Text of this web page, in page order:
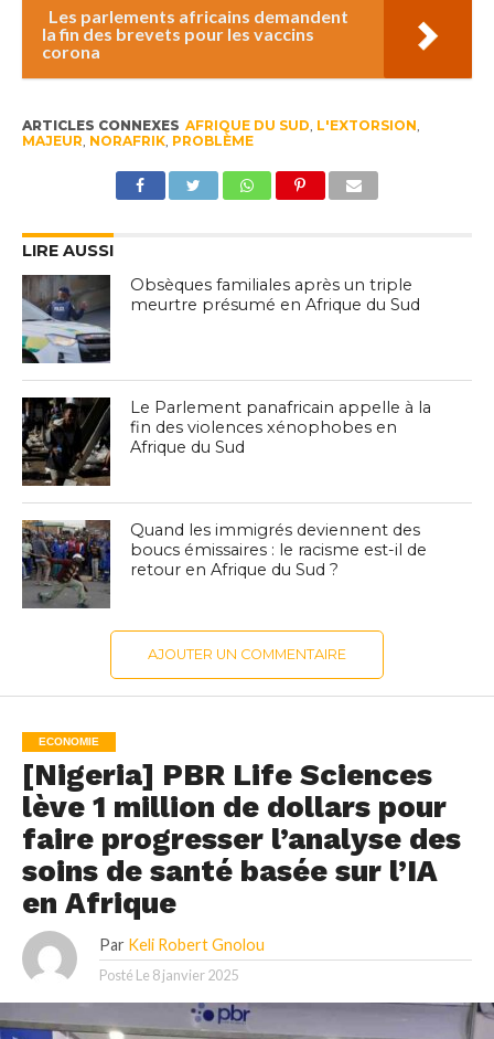
Les parlements africains demandent
la fin des brevets pour les vaccins
corona
ARTICLES CONNEXES AFRIQUE DU SUD L'EXTORSION
MAJEUR NORAFRIK, PROBLÈME
LIRE AUSSI
Obsèques familiales après un triple
meurtre présumé en Afrique du Sud
Le Parlement panafricain appelle à la
fin des violences xénophobes en
Afrique du Sud
Quand les immigrés deviennent des
boucs émissaires : le racisme est-il de
retour en Afrique du Sud ?
AJOUTER UN COMMENTAIRE
ECONOMIE
[Nigeria] PBR Life Sciences
lève 1 million de dollars pour
faire progresser l’analyse des
soins de santé basée sur l’IA
en Afrique
Par Keli Robert Gnolou
Posté Le 8 janvier 2025